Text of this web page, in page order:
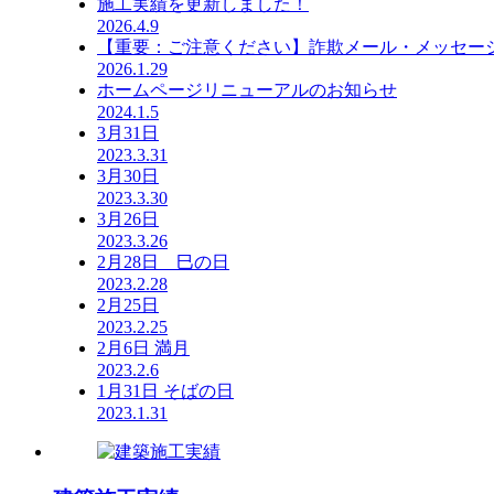
施工実績を更新しました！
2026.4.9
【重要：ご注意ください】詐欺メール・メッセー
2026.1.29
ホームページリニューアルのお知らせ
2024.1.5
3月31日
2023.3.31
3月30日
2023.3.30
3月26日
2023.3.26
2月28日 巳の日
2023.2.28
2月25日
2023.2.25
2月6日 満月
2023.2.6
1月31日 そばの日
2023.1.31